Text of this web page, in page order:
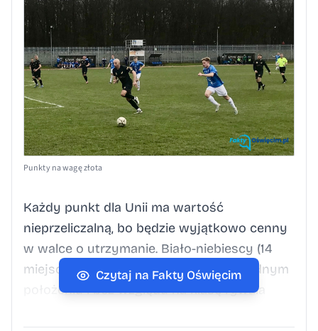
Punkty na wagę złota
Każdy punkt dla Unii ma wartość
nieprzeliczalną, bo będzie wyjątkowo cenny
w walce o utrzymanie. Biało-niebiescy (14
miejsce, 24 pkt) znajdują się w arcytrudnym
położeniu i bez względu na klasę rywala
Czytaj na Fakty Oświęcim